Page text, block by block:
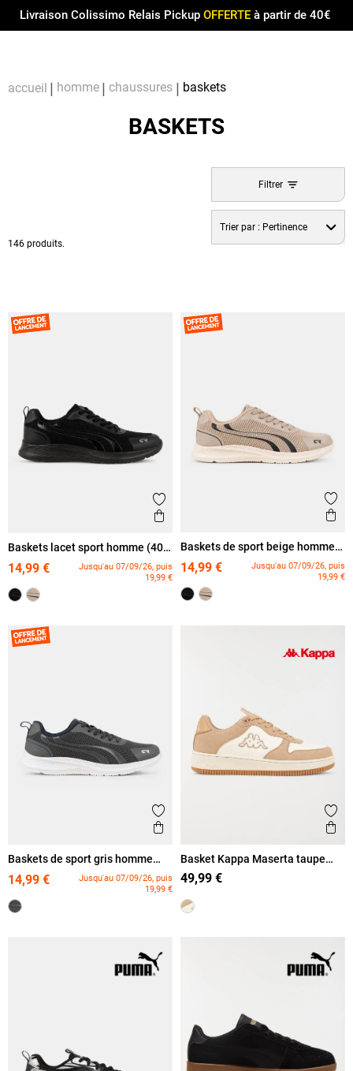
Livraison Colissimo Relais Pickup OFFERTEà partir de 40€
accueil homme chaussures baskets
BASKETS
146 produits.
Filtrer
Trier par : Pertinence
Ajouter aux favoris
Aperçu rapide
Baskets lacet sport homme (40-
14,99 €
Jusqu'au 07/09/26, puis
19,99 €
Baskets de sport beige homme
14,99 €
Jusqu'au 07/09/26, puis
19,99 €
Ajouter aux favoris
Aperçu rapide
Baskets de sport gris homme
(40-46)
14,99 €
Jusqu'au 07/09/26, puis
19,99 €
Basket Kappa Maserta taupe
homme (40-46)
49,99 €